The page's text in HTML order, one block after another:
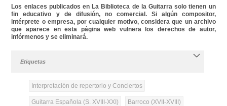
Los enlaces publicados en La Biblioteca de la Guitarra solo tienen un
fin educativo y de difusión, no comercial. Si algún compositor,
intérprete o empresa, por cualquier motivo, considera que un archivo
que aparece en esta página web vulnera los derechos de autor,
infórmenos y se eliminará.
Etiquetas
Interpretación de repertorio y Conciertos
Guitarra Española (S. XVIII-XXI) Barroco (XVII-XVIII)